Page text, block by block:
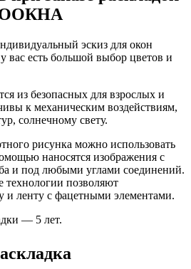
эскиз для окон
есть большой выбор цветов и
из безопасных для взрослых и
к механическим воздействиям,
солнечному свету.
рисунка можно использовать
наносятся изображения с
и под любыми углами соединений.
технологии позволяют
и ленту с фацетными элементами.
— 5 лет.